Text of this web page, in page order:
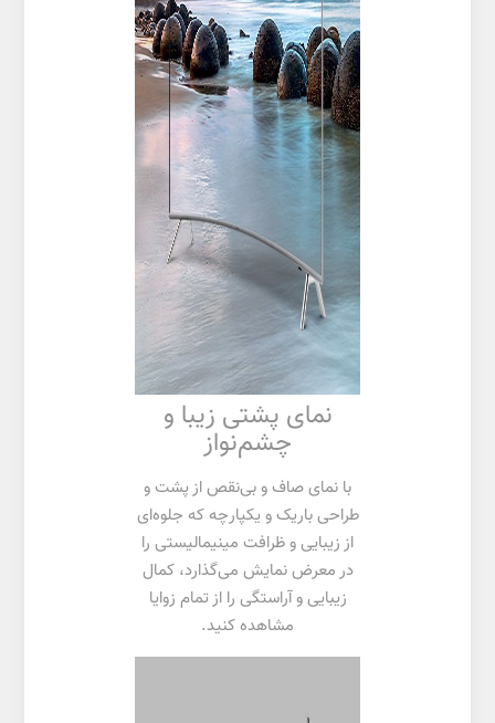
نمای پشتی زیبا و
چشم‌نواز
با نمای صاف و بی‌نقص از پشت و
طراحی باریک و یکپارچه که جلوه‌ای
از زیبایی و ظرافت مینیمالیستی را
در معرض نمایش می‌گذارد، کمال
زیبایی و آراستگی را از تمام زوایا
مشاهده کنید.